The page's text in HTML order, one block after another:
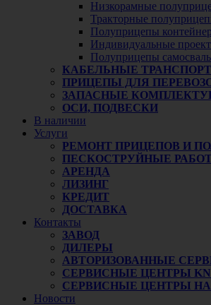
Низкорамные
Тракторные
Полуприцепы
Индивидуальные
Полуприцепы
КАБЕЛЬНЫЕ
ПРИЦЕПЫ ДЛЯ
ЗАПАСНЫЕ
ОСИ, ПОДВЕСКИ
В наличии
Услуги
РЕМОНТ ПРИЦЕПОВ И
ПЕСКОСТРУЙНЫЕ
АРЕНДА
ЛИЗИНГ
КРЕДИТ
ДОСТАВКА
Контакты
ЗАВОД
ДИЛЕРЫ
АВТОРИЗОВАННЫЕ
СЕРВИСНЫЕ ЦЕНТРЫ
СЕРВИСНЫЕ ЦЕНТРЫ
Новости